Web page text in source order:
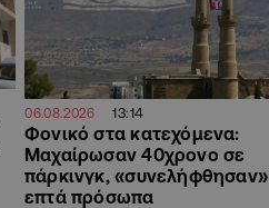
06.08.2026 13:14
Φονικό στα κατεχόμενα:
Μαχαίρωσαν 40χρονο σε
πάρκινγκ, «συνελήφθησαν»
επτά πρόσωπα